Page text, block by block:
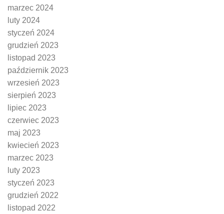
marzec 2024
luty 2024
styczeń 2024
grudzień 2023
listopad 2023
październik 2023
wrzesień 2023
sierpień 2023
lipiec 2023
czerwiec 2023
maj 2023
kwiecień 2023
marzec 2023
luty 2023
styczeń 2023
grudzień 2022
listopad 2022